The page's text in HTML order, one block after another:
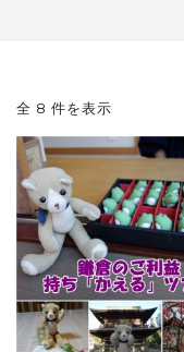
全 8 件を表示